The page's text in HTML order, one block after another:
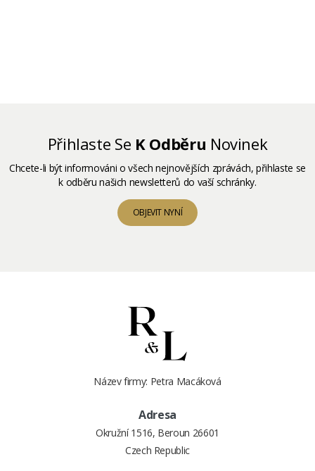
Přihlaste Se K Odběru Novinek
Chcete-li být informováni o všech nejnovějších zprávách, přihlaste se
k odběru našich newsletterů do vaší schránky.
OBJEVIT NYNÍ
Název firmy: Petra Macáková
Adresa
Okružní 1516, Beroun 26601
Czech Republic